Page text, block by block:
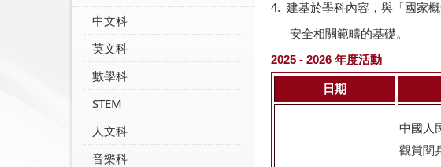
4. 建基於學科內容，與「國家
安全相關範疇的基礎。
2025 - 2026 年度活動
日期
中國人
觀賞閱
中文科
英文科
數學科
STEM
人文科
音樂科